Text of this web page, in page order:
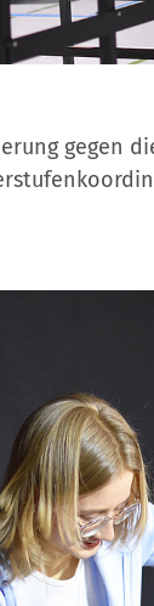
gegen